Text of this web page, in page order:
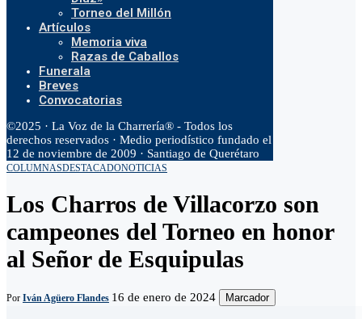
Torneo del Millón
Artículos
Memoria viva
Razas de Caballos
Funerala
Breves
Convocatorias
©2025 · La Voz de la Charrería® - Todos los
derechos reservados · Medio periodístico fundado el
12 de noviembre de 2009 · Santiago de Querétaro
COLUMNASDESTACADONOTICIAS
Los Charros de Villacorzo son
campeones del Torneo en honor
al Señor de Esquipulas
Por Iván Agüero Flandes 16 de enero de 2024 Marcador